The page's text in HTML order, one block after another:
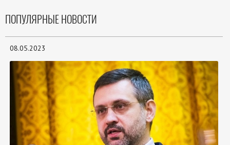
ПОПУЛЯРНЫЕ НОВОСТИ
08.05.2023